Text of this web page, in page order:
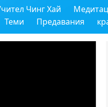
Чинг Хай
Теми
Предавания